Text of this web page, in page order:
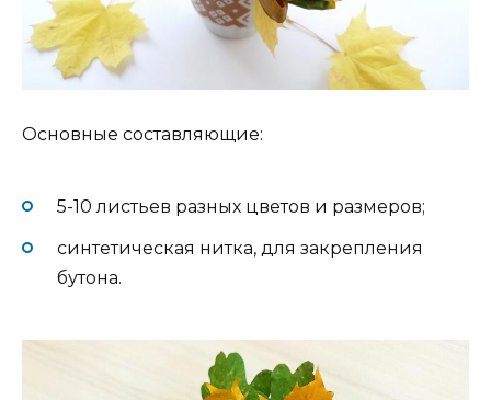
Основные составляющие:
5-10 листьев разных цветов и размеров;
синтетическая нитка, для закрепления
бутона.